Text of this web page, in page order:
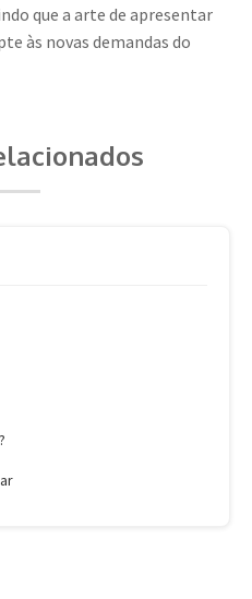
que a arte de apresentar
às novas demandas do